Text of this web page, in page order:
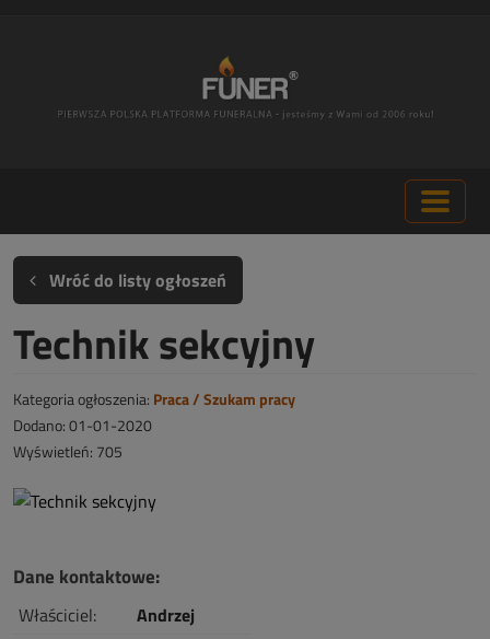
Wróć do listy ogłoszeń
Technik sekcyjny
Kategoria ogłoszenia: Praca / Szukam pracy
Dodano: 01-01-2020
Wyświetleń: 705
Dane kontaktowe:
Właściciel:
Andrzej